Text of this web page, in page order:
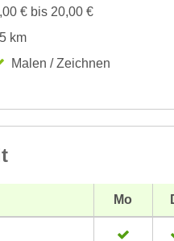
€ bis 20,00 €
km
Malen / Zeichnen
Mo